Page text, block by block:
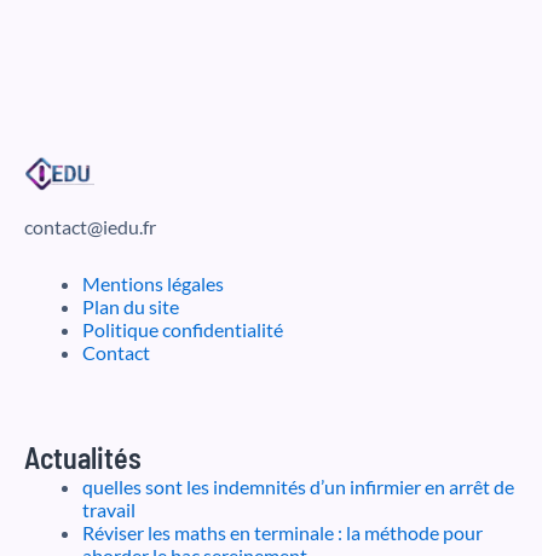
contact@iedu.fr
Mentions légales
Plan du site
Politique confidentialité
Contact
Actualités
quelles sont les indemnités d’un infirmier en arrêt de
travail
Réviser les maths en terminale : la méthode pour